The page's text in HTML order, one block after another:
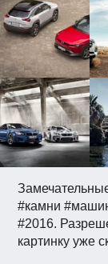
#камни
#2016.
картинку уже